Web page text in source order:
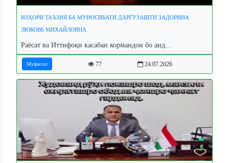
ИЗҲОРИ ТАЪЗИЯ БА МУНОСИБАТИ ДАРГУЗАШТИ ЗАДОРИНА
ЛЮБОВЬ МИХАЙЛОВНА
Раёсат ва Иттифоқи касабаи кормандон бо анд...
Муфассал 77 24.07.2026